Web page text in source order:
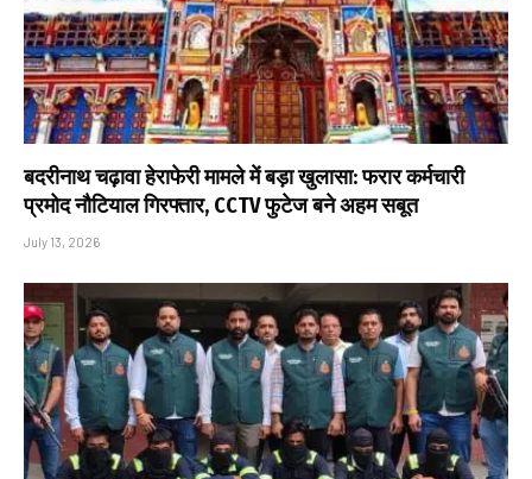
बदरीनाथ चढ़ावा हेराफेरी मामले में बड़ा खुलासा: फरार कर्मचारी
प्रमोद नौटियाल गिरफ्तार, CCTV फुटेज बने अहम सबूत
July 13, 2026